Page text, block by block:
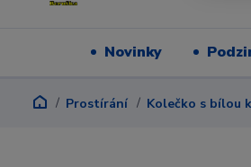
Novinky
Prostírání Kolečko s bílou